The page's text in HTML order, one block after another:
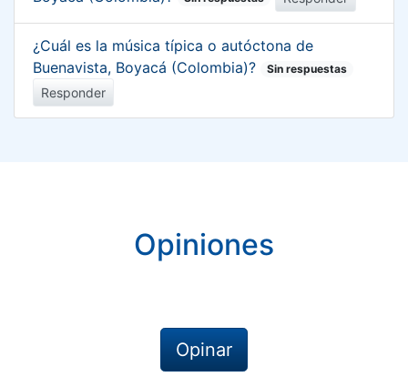
¿Cuál es la música típica o autóctona de
Buenavista, Boyacá (Colombia)?
Sin respuestas
Responder
Opiniones
Opinar